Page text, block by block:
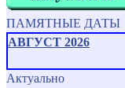
ПАМЯТНЫЕ ДАТЫ
АВГУСТ 2026
Актуально